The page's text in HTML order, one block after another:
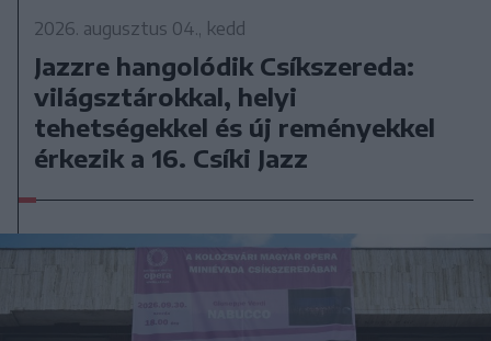
2026. augusztus 04., kedd
Jazzre hangolódik Csíkszereda:
világsztárokkal, helyi
tehetségekkel és új reményekkel
érkezik a 16. Csíki Jazz